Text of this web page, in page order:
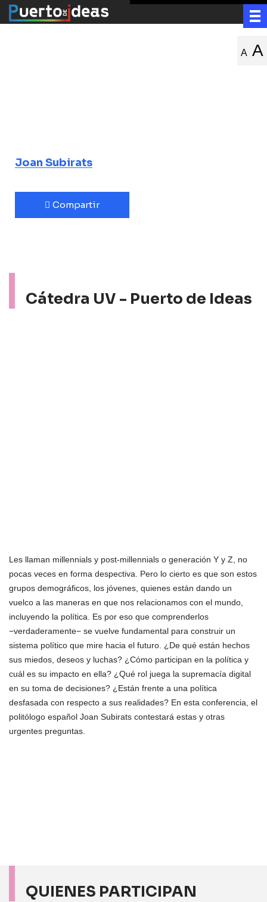
A A
Joan Subirats
Compartir
Cátedra UV - Puerto de Ideas
Les llaman millennials y post-millennials o generación Y y Z, no
pocas veces en forma despectiva. Pero lo cierto es que son estos
grupos demográficos, los jóvenes, quienes están dando un
vuelco a las maneras en que nos relacionamos con el mundo,
incluyendo la política. Es por eso que comprenderlos
−verdaderamente− se vuelve fundamental para construir un
sistema político que mire hacia el futuro. ¿De qué están hechos
sus miedos, deseos y luchas? ¿Cómo participan en la política y
cuál es su impacto en ella? ¿Qué rol juega la supremacía digital
en su toma de decisiones? ¿Están frente a una política
desfasada con respecto a sus realidades? En esta conferencia, el
politólogo español Joan Subirats contestará estas y otras
urgentes preguntas.
QUIENES PARTICIPAN